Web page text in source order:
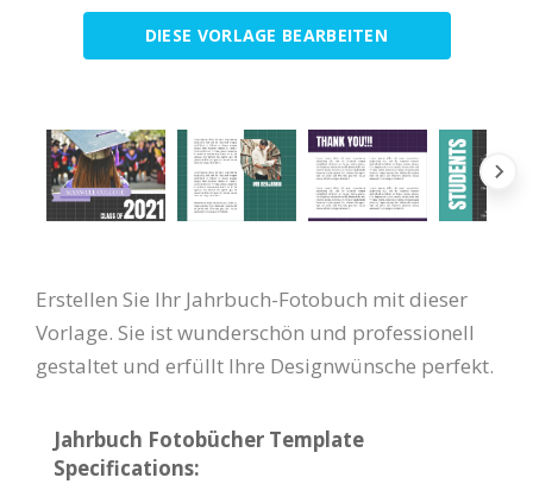
DIESE VORLAGE BEARBEITEN
Erstellen Sie Ihr Jahrbuch-Fotobuch mit dieser
Vorlage. Sie ist wunderschön und professionell
gestaltet und erfüllt Ihre Designwünsche perfekt.
Jahrbuch Fotobücher Template
Specifications: